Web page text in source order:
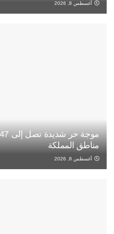
أغسطس 8, 2026
مناطق المملكة
أغسطس 8, 2026